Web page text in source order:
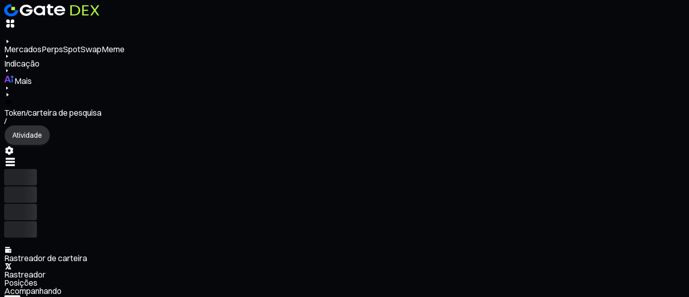
MercadosPerpsSpotSwapMeme
Indicação
Mais
Token/carteira de pesquisa
/
Atividade
Rastreador de carteira
Rastreador
Posições
Acompanhando